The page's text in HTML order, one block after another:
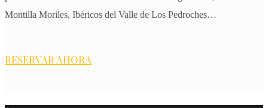
Montilla Moriles, Ibéricos del Valle de Los Pedroches…
RESERVAR AHORA